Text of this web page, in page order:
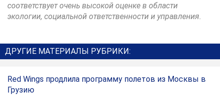
соответствует очень высокой оценке в области
экологии, социальной ответственности и управления.
ДРУГИЕ МАТЕРИАЛЫ РУБРИКИ:
Red Wings продлила программу полетов из Москвы в
Грузию